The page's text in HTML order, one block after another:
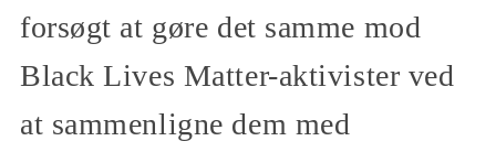
forsøgt at gøre det samme mod
Black Lives Matter-aktivister ved
at sammenligne dem med